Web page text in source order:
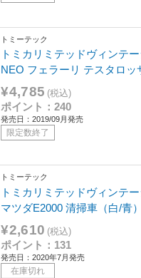
トミーテック
トミカリミテッドヴィンテ
NEO フェラーリ テスタロッ
¥4,785 (税込)
ポイント：240
発売日：2019/09月発売
限定数終了
トミーテック
トミカリミテッドヴィンテ
マツダE2000 清掃車（白/青）
¥2,610 (税込)
ポイント：131
発売日：2020年7月発売
在庫切れ